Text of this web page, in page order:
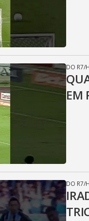
DO R7/
EM
DO R7/